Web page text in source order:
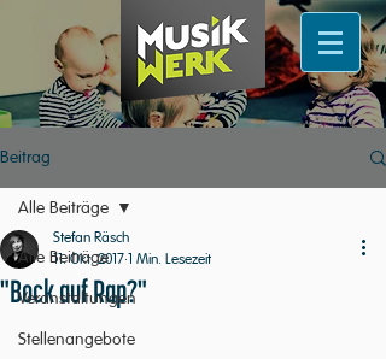
Beitrag
Alle Beiträge
Veranstaltungen
Stellenangebote
Alle Beiträge
"Bock auf Rap?"
Stefan Räsch
11. Okt. 2017 1 Min. Lesezeit